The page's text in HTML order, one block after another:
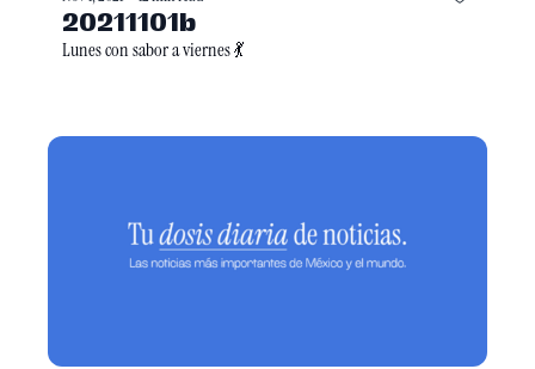
20211101b
Lunes con sabor a viernes 💃